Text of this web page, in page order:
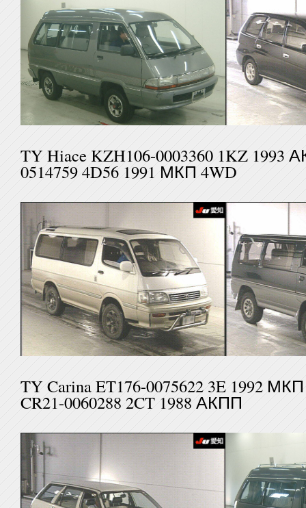
TY Hiace KZH106-0003360 1KZ
0514759 4D56 1991 МКП 4WD
TY Carina ET176-0075622
CR21-0060288 2CT 1988 АКПП